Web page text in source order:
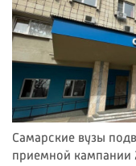
Самарские вузы
приемной кампании